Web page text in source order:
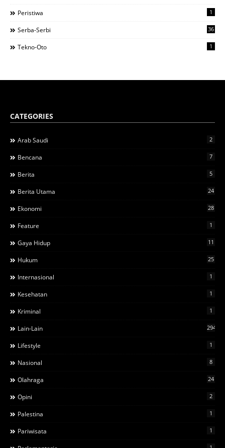
Peristiwa 1
Serba-Serbi 36
Tekno-Oto 1
CATEGORIES
Arab Saudi 2
Bencana 7
Berita 5
Berita Utama 24
Ekonomi 28
Feature 1
Gaya Hidup 11
Hukum 25
Internasional 1
Kesehatan 1
Kriminal 1
Lain-Lain 294
Lifestyle 1
Nasional 8
Olahraga 24
Opini 2
Palestina 1
Pariwisata 1